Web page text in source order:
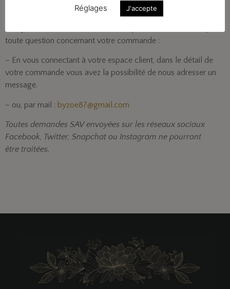
Chez SUZANNE-SHOP, la satisfaction de nos clients est
primordiale et nous assurons un
service client rapide,
toute question concernant votre commande :
– En vous connectant à votre espace client, dans le détail de
votre commande vous avez la possibilité de nous adresser un
message.
– ou, par mail : byzoe87@gmail.com
Toutes demandes SAV envoyées sur les réseaux sociaux
Facebook, Twitter, Snapchat ou Instagram ne pourront
être traitées.
Réglages
J'accepte